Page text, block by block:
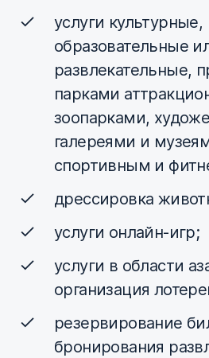
услуги культурные,
образовательные
развлекательные,
парками
зоопарками,
галереями и
спортивным и
дрессировка
услуги онлайн-игр;
услуги в области
организация
резервирование
бронирования